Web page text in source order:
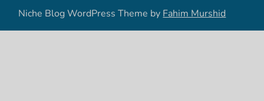
Niche Blog WordPress Theme byFahim Murshid